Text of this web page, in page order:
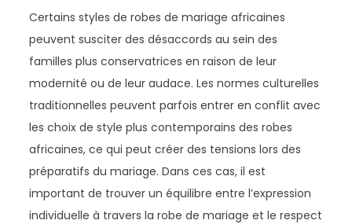
Certains styles de robes de mariage africaines
peuvent susciter des désaccords au sein des
familles plus conservatrices en raison de leur
modernité ou de leur audace. Les normes culturelles
traditionnelles peuvent parfois entrer en conflit avec
les choix de style plus contemporains des robes
africaines, ce qui peut créer des tensions lors des
préparatifs du mariage. Dans ces cas, il est
important de trouver un équilibre entre l’expression
individuelle à travers la robe de mariage et le respect